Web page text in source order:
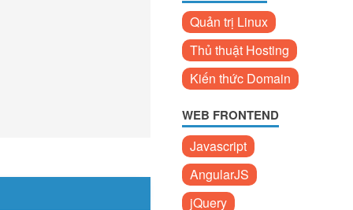
Quản trị Linux
Thủ thuật Hosting
Kiến thức Domain
WEB FRONTEND
Javascript
AngularJS
jQuery